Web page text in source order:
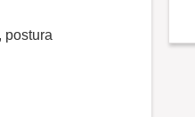
postura